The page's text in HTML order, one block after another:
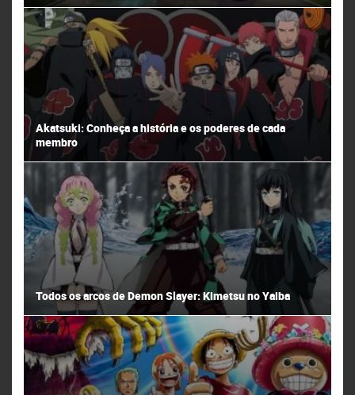
Akatsuki: Conheça a história e os poderes de cada
membro
Todos os arcos de Demon Slayer: Kimetsu no Yaiba